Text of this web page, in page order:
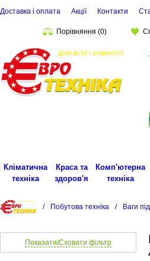
Доставка і оплата Акції Контакти
Порівняння (0)
Кліматична
техніка
Краса та
здоров'я
Комп'ютерна
техніка
/ Побутова техніка / Ваги
Показати/Сховати фільтр